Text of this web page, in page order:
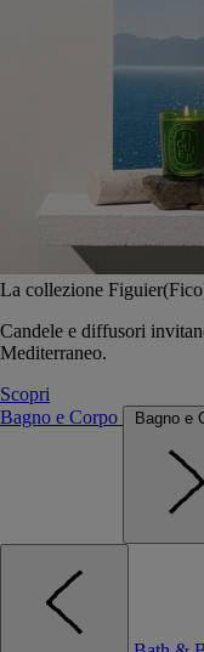
La collezione
Candele e diffusori
Mediterraneo.
Scopri
Bagno e Corpo
Bagno e